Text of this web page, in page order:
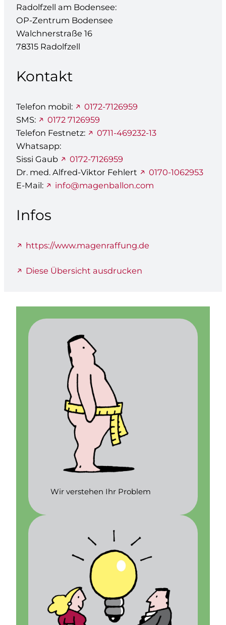
Radolfzell am Bodensee:
OP-Zentrum Bodensee
Walchnerstraße 16
78315 Radolfzell
Kontakt
Telefon mobil:
0172-7126959
SMS:
0172 7126959
Telefon Festnetz:
0711-469232-13
Whatsapp:
Sissi Gaub
0172-7126959
Dr. med. Alfred-Viktor Fehlert
0170-1062953
E-Mail:
info@magenballon.com
Infos
https://www.magenraffung.de
Diese Übersicht ausdrucken
Wir verstehen Ihr Problem